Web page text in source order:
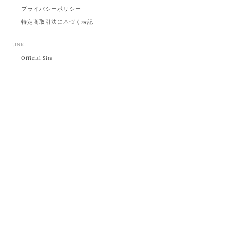
プライバシーポリシー
特定商取引法に基づく表記
LINK
Official Site